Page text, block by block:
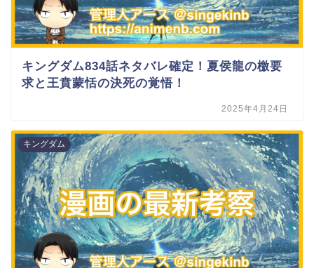
キングダム834話ネタバレ確定！夏侯龍の檄要
求と王賁蒙恬の決死の覚悟！
2025年4月24日
キングダム